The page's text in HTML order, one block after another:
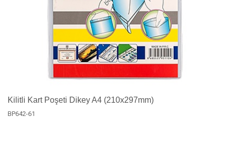
Kilitli Kart Poşeti Dikey A4 (210x297mm)
BP642-61